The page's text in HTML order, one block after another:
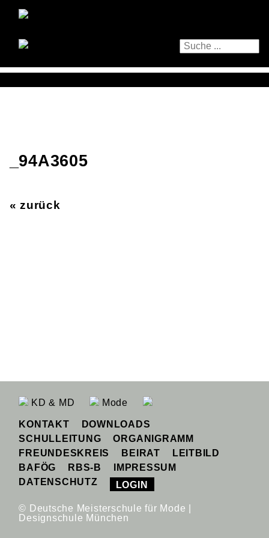
_94A3605
« zurück
KD & MD Mode
KONTAKT
DOWNLOADS
SCHULLEITUNG
ORGANIGRAMM
FREUNDESKREIS
BEIRAT
LEITBILD
BAFÖG
RBS-B
IMPRESSUM
DATENSCHUTZ
LOGIN
© Deutsche Meisterschule für Mode |
Designschule München